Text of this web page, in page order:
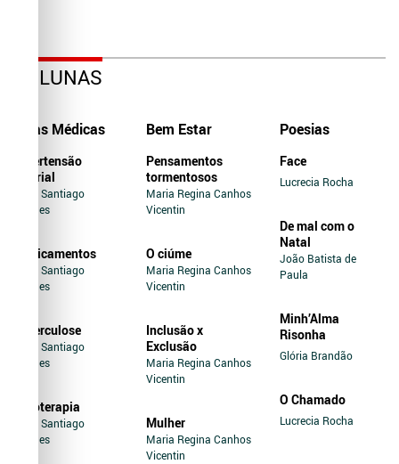
COLUNAS
Dicas Médicas
Hipertensão
Arterial
Jairo Santiago
Novaes
Medicamentos
Jairo Santiago
Novaes
Tuberculose
Jairo Santiago
Novaes
Soroterapia
Jairo Santiago
Novaes
Bem Estar
Pensamentos
tormentosos
Maria Regina Canhos
Vicentin
O ciúme
Maria Regina Canhos
Vicentin
Inclusão x
Exclusão
Maria Regina Canhos
Vicentin
Mulher
Maria Regina Canhos
Vicentin
Poesias
Face
Lucrecia Rocha
De mal com o
Natal
João Batista de
Paula
Minh’Alma
Risonha
Glória Brandão
O Chamado
Lucrecia Rocha